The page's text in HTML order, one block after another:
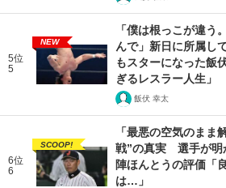
5位
5
NEW
「僕は根っこが違う
んで」新日に所属し
もスターになった飯
ぎるレスラー人生」
飯伏 幸太
6位
6
SCOOP!
「最悪の空気のまま
戦”の真実 選手が明
陣ほんとうの評価「
は…」